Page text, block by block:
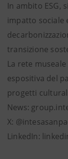
In ambito ESG,
impatto sociale
transizione
La rete
espositiva del
progetti
News:
X:
LinkedIn: